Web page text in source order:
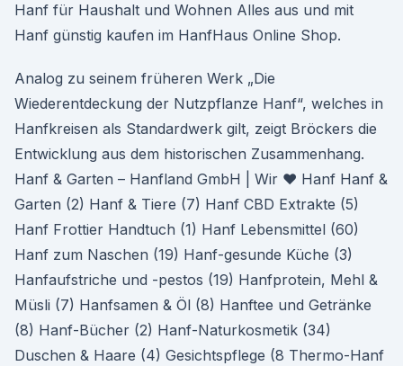
Hanf für Haushalt und Wohnen Alles aus und mit
Hanf günstig kaufen im HanfHaus Online Shop.
Analog zu seinem früheren Werk „Die
Wiederentdeckung der Nutzpflanze Hanf“, welches in
Hanfkreisen als Standardwerk gilt, zeigt Bröckers die
Entwicklung aus dem historischen Zusammenhang.
Hanf & Garten – Hanfland GmbH | Wir ♥ Hanf Hanf &
Garten (2) Hanf & Tiere (7) Hanf CBD Extrakte (5)
Hanf Frottier Handtuch (1) Hanf Lebensmittel (60)
Hanf zum Naschen (19) Hanf-gesunde Küche (3)
Hanfaufstriche und -pestos (19) Hanfprotein, Mehl &
Müsli (7) Hanfsamen & Öl (8) Hanftee und Getränke
(8) Hanf-Bücher (2) Hanf-Naturkosmetik (34)
Duschen & Haare (4) Gesichtspflege (8 Thermo-Hanf